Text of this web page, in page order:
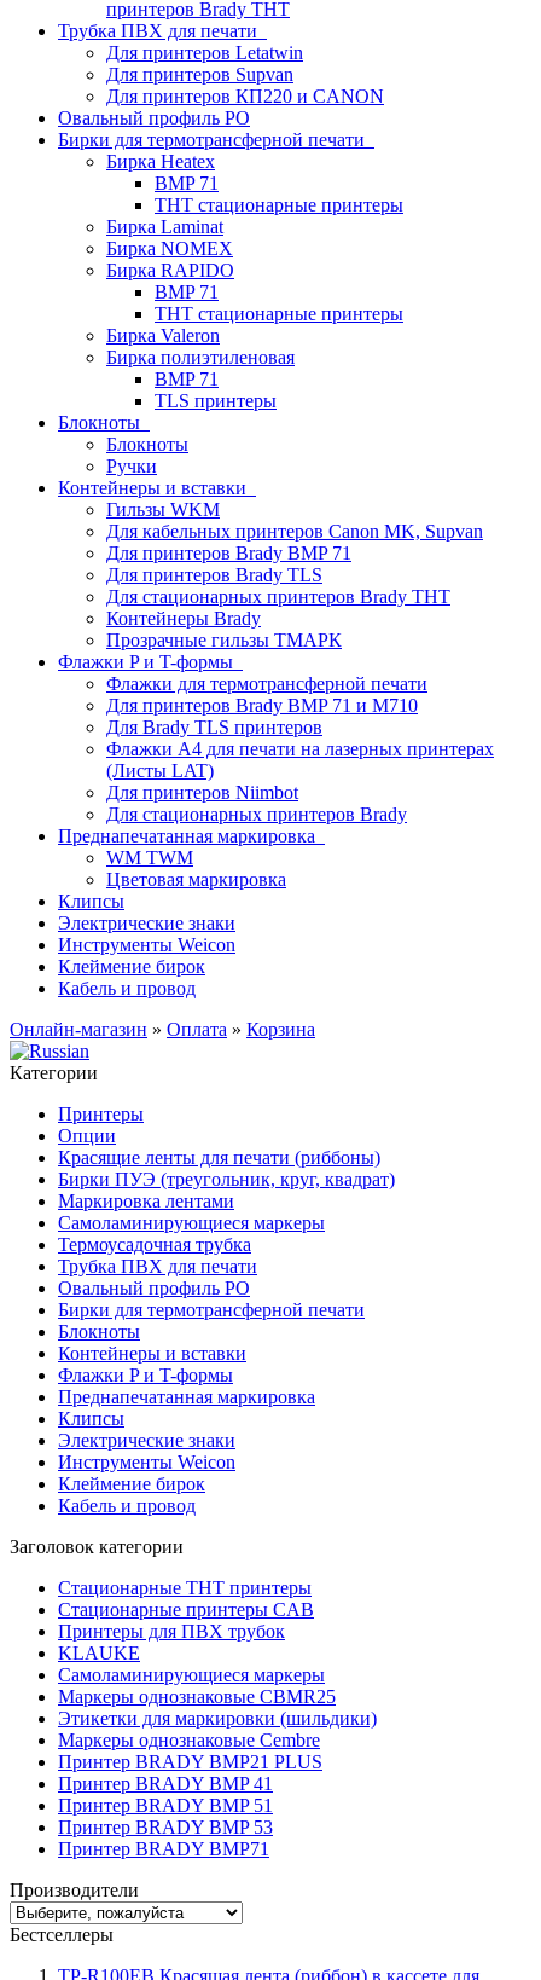
принтеров Brady THT
Трубка ПВХ для печати
Для принтеров Letatwin
Для принтеров Supvan
Для принтеров КП220 и CANON
Овальный профиль PO
Бирки для термотрансферной печати
Бирка Heatex
BMP 71
THT стационарные принтеры
Бирка Laminat
Бирка NOMEX
Бирка RAPIDO
BMP 71
THT стационарные принтеры
Бирка Valeron
Бирка полиэтиленовая
BMP 71
TLS принтеры
Блокноты
Блокноты
Ручки
Контейнеры и вставки
Гильзы WKM
Для кабельных принтеров Canon MK, Supvan
Для принтеров Brady BMP 71
Для принтеров Brady TLS
Для стационарных принтеров Brady THT
Контейнеры Brady
Прозрачные гильзы ТМАРК
Флажки P и T-формы
Флажки для термотрансферной печати
Для принтеров Brady BMP 71 и M710
Для Brady TLS принтеров
Флажки A4 для печати на лазерных принтерах
(Листы LAT)
Для принтеров Niimbot
Для стационарных принтеров Brady
Преднапечатанная маркировка
WM TWM
Цветовая маркировка
Клипсы
Электрические знаки
Инструменты Weicon
Клеймение бирок
Кабель и провод
Онлайн-магазин » Оплата » Корзина
Категории
Принтеры
Опции
Красящие ленты для печати (риббоны)
Бирки ПУЭ (треугольник, круг, квадрат)
Маркировка лентами
Самоламинирующиеся маркеры
Термоусадочная трубка
Трубка ПВХ для печати
Овальный профиль PO
Бирки для термотрансферной печати
Блокноты
Контейнеры и вставки
Флажки P и T-формы
Преднапечатанная маркировка
Клипсы
Электрические знаки
Инструменты Weicon
Клеймение бирок
Кабель и провод
Заголовок категории
Стационарные THT принтеры
Стационарные принтеры CAB
Принтеры для ПВХ трубок
KLAUKE
Самоламинирующиеся маркеры
Маркеры однознаковые CBMR25
Этикетки для маркировки (шильдики)
Маркеры однознаковые Cembre
Принтер BRADY BMP21 PLUS
Принтер BRADY BMP 41
Принтер BRADY BMP 51
Принтер BRADY BMP 53
Принтер BRADY BMP71
Производители
Бестселлеры
TP-R100EB Красящая лента (риббон) в кассете для